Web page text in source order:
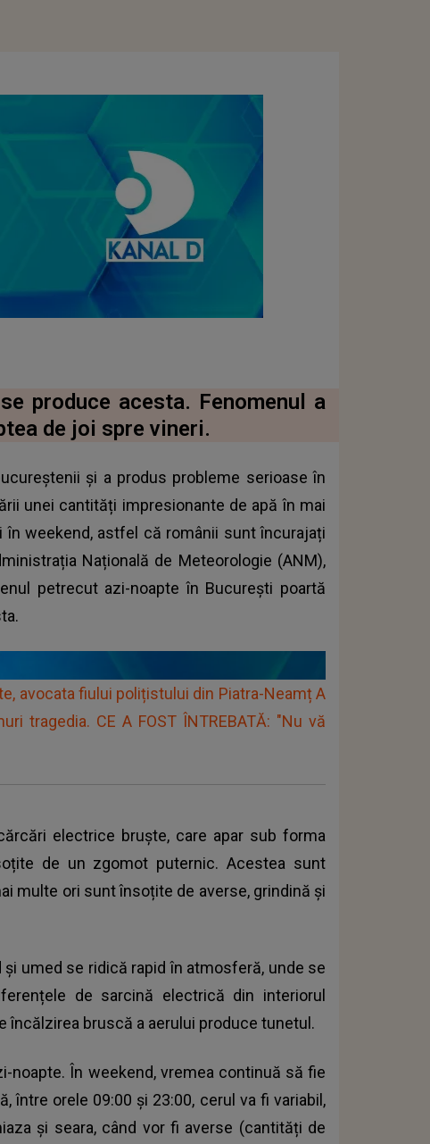
produce acesta. Fenomenul a
de joi spre vineri.
și a produs probleme serioase în
unei cantități impresionante de apă în mai
weekend, astfel că românii sunt încurajați
Națională de Meteorologie (ANM),
petrecut azi-noapte în București poartă
avocata fiului polițistului din Piatra-Neamț A
tragedia. CE A FOST ÎNTREBATĂ: "Nu vă
electrice bruște, care apar sub forma
de un zgomot puternic. Acestea sunt
multe ori sunt însoțite de averse, grindină și
umed se ridică rapid în atmosferă, unde se
de sarcină electrică din interiorul
încălzirea bruscă a aerului produce tunetul.
noapte. În weekend, vremea continuă să fie
între orele 09:00 și 23:00, cerul va fi variabil,
și seara, când vor fi averse (cantități de